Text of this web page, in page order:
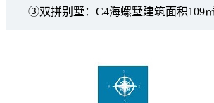
③双拼别墅：C4海螺墅建筑面积109㎡